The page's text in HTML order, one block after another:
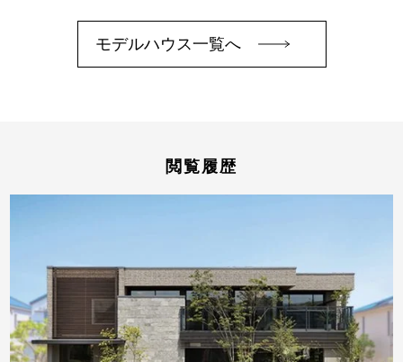
モデルハウス一覧へ
閲覧履歴